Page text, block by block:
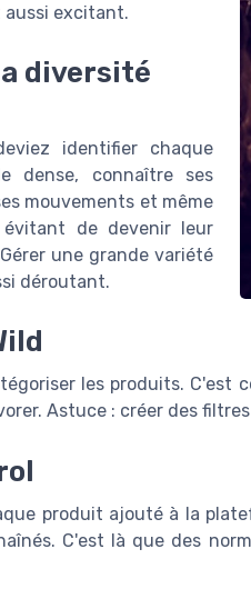
excitant.
diversité
identifier chaque
dense, connaître ses
mouvements et même
de devenir leur
une grande variété
déroutant.
les produits. C'est
Astuce : créer des
produit ajouté à la
C'est là que des